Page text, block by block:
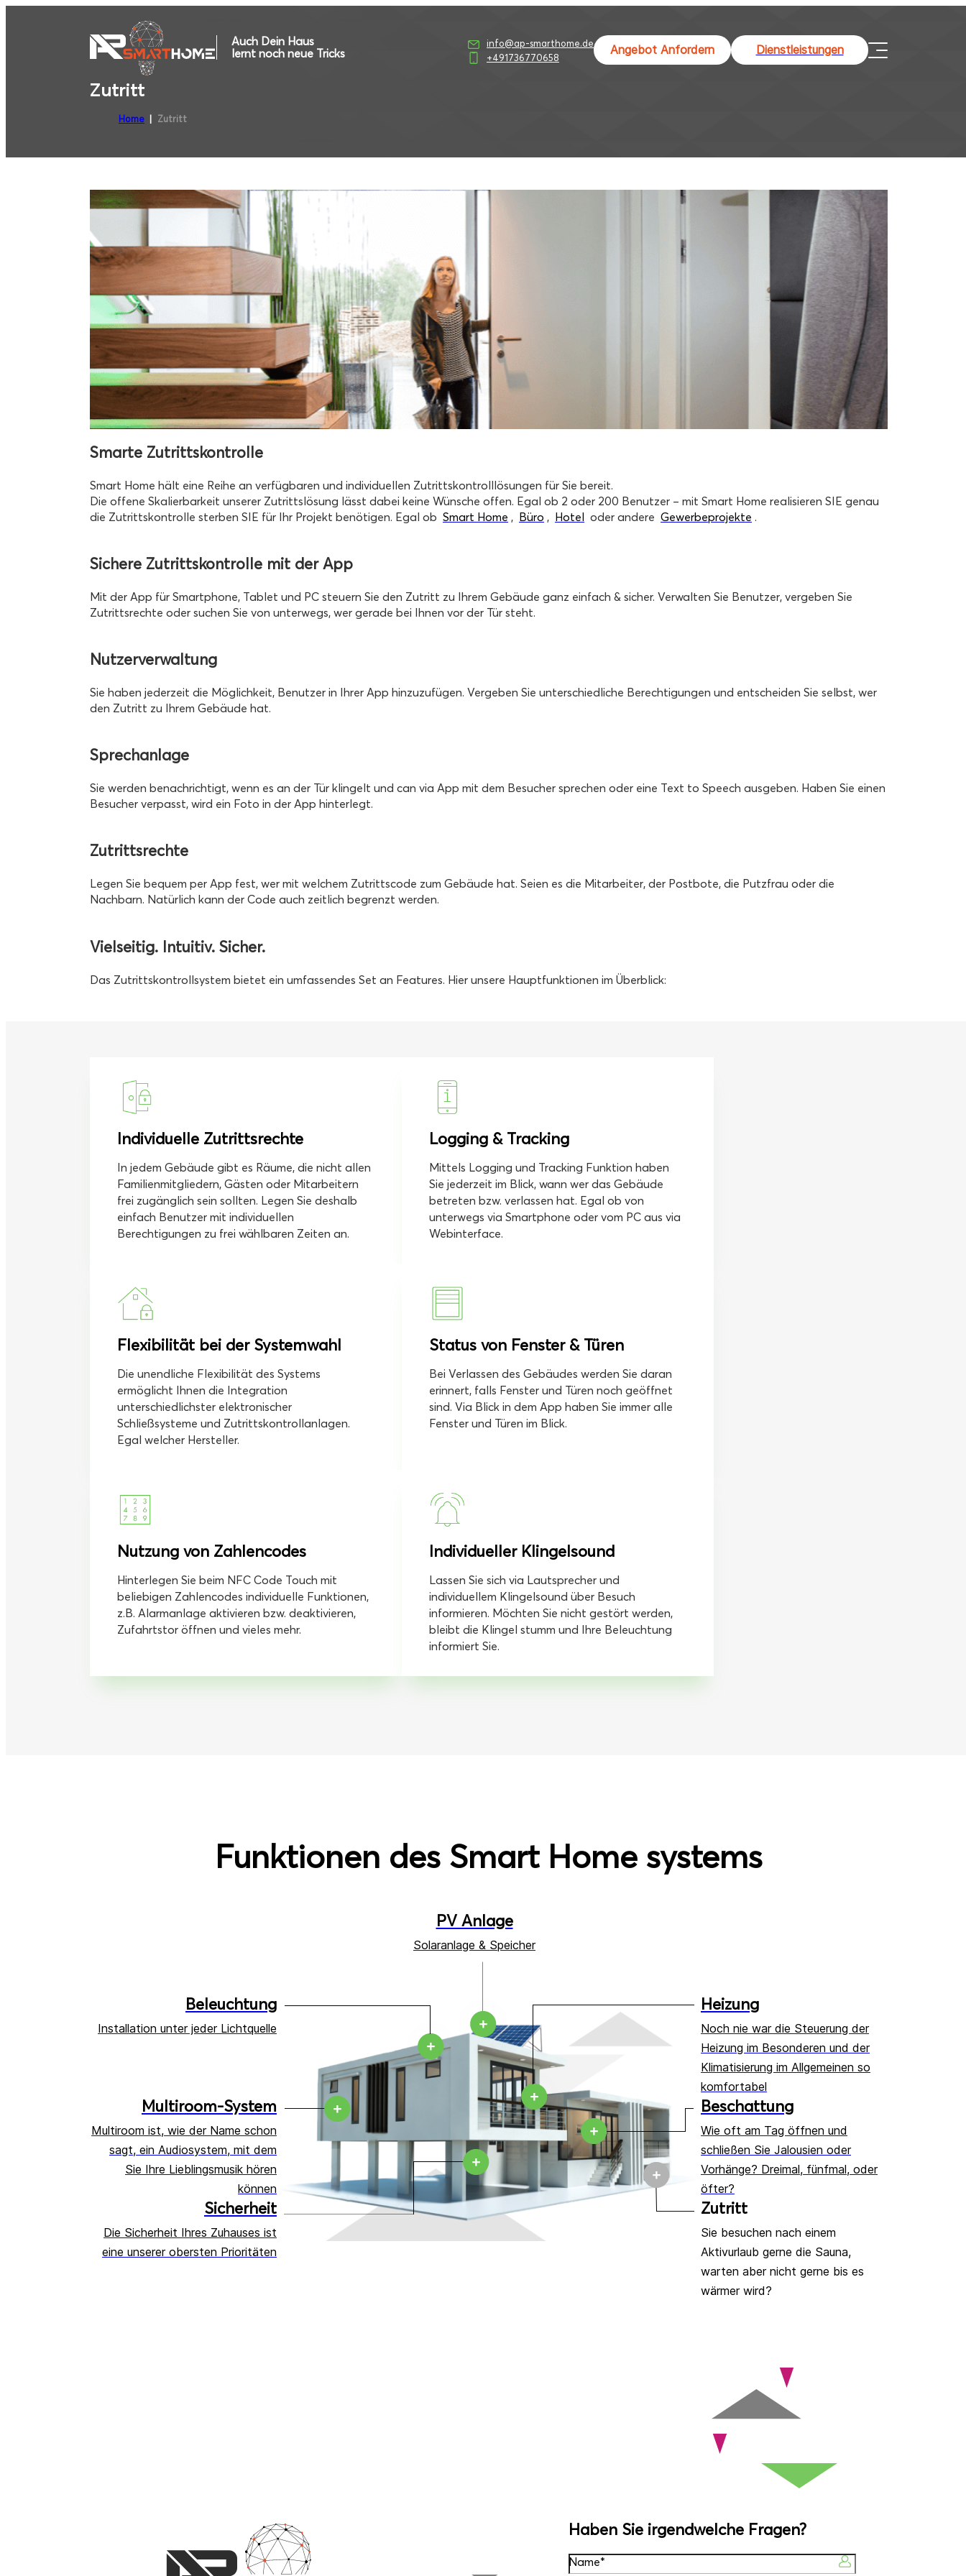
Auch Dein Haus
lernt noch neue Tricks
info@ap-smarthome.de
+491736770658
Angebot Anfordern Dienstleistungen
Zutritt
Home Zutritt
Smarte Zutrittskontrolle
Smart Home hält eine Reihe an verfügbaren und individuellen Zutrittskontrolllösungen für Sie bereit.
Die offene Skalierbarkeit unserer Zutrittslösung lässt dabei keine Wünsche offen. Egal ob 2 oder 200 Benutzer – mit Smart Home realisieren SIE genau
die Zutrittskontrolle sterben SIE für Ihr Projekt benötigen. Egal ob Smart Home , Büro , Hotel oder andere Gewerbeprojekte .
Sichere Zutrittskontrolle mit der App
Mit der App für Smartphone, Tablet und PC steuern Sie den Zutritt zu Ihrem Gebäude ganz einfach & sicher. Verwalten Sie Benutzer, vergeben Sie
Zutrittsrechte oder suchen Sie von unterwegs, wer gerade bei Ihnen vor der Tür steht.
Nutzerverwaltung
Sie haben jederzeit die Möglichkeit, Benutzer in Ihrer App hinzuzufügen. Vergeben Sie unterschiedliche Berechtigungen und entscheiden Sie selbst, wer
den Zutritt zu Ihrem Gebäude hat.
Sprechanlage
Sie werden benachrichtigt, wenn es an der Tür klingelt und can via App mit dem Besucher sprechen oder eine Text to Speech ausgeben. Haben Sie einen
Besucher verpasst, wird ein Foto in der App hinterlegt.
Zutrittsrechte
Legen Sie bequem per App fest, wer mit welchem ​​Zutrittscode zum Gebäude hat. Seien es die Mitarbeiter, der Postbote, die Putzfrau oder die
Nachbarn. Natürlich kann der Code auch zeitlich begrenzt werden.
Vielseitig. Intuitiv. Sicher.
Das Zutrittskontrollsystem bietet ein umfassendes Set an Features. Hier unsere Hauptfunktionen im Überblick:
Individuelle Zutrittsrechte
In jedem Gebäude gibt es Räume, die nicht allen
Familienmitgliedern, Gästen oder Mitarbeitern
frei zugänglich sein sollten. Legen Sie deshalb
einfach Benutzer mit individuellen
Berechtigungen zu frei wählbaren Zeiten an.
Logging & Tracking
Mittels Logging und Tracking Funktion haben
Sie jederzeit im Blick, wann wer das Gebäude
betreten bzw. verlassen hat. Egal ob von
unterwegs via Smartphone oder vom PC aus via
Webinterface.
Flexibilität bei der Systemwahl
Die unendliche Flexibilität des Systems
ermöglicht Ihnen die Integration
unterschiedlichster elektronischer
Schließsysteme und Zutrittskontrollanlagen.
Egal welcher Hersteller.
Status von Fenster & Türen
Bei Verlassen des Gebäudes werden Sie daran
erinnert, falls Fenster und Türen noch geöffnet
sind. Via Blick in dem App haben Sie immer alle
Fenster und Türen im Blick.
Nutzung von Zahlencodes
Hinterlegen Sie beim NFC Code Touch mit
beliebigen Zahlencodes individuelle Funktionen,
z.B. Alarmanlage aktivieren bzw. deaktivieren,
Zufahrtstor öffnen und vieles mehr.
Individueller Klingelsound
Lassen Sie sich via Lautsprecher und
individuellem Klingelsound über Besuch
informieren. Möchten Sie nicht gestört werden,
bleibt die Klingel stumm und Ihre Beleuchtung
informiert Sie.
Funktionen des Smart Home systems
Beleuchtung
Installation unter jeder Lichtquelle
Multiroom-System
Multiroom ist, wie der Name schon
sagt, ein Audiosystem, mit dem
Sie Ihre Lieblingsmusik hören
können
Sicherheit
Die Sicherheit Ihres Zuhauses ist
eine unserer obersten Prioritäten
PV Anlage
Solaranlage & Speicher
Heizung
Noch nie war die Steuerung der
Heizung im Besonderen und der
Klimatisierung im Allgemeinen so
komfortabel
Beschattung
Wie oft am Tag öffnen und
schließen Sie Jalousien oder
Vorhänge? Dreimal, fünfmal, oder
öfter?
Zutritt
Sie besuchen nach einem
Aktivurlaub gerne die Sauna,
warten aber nicht gerne bis es
wärmer wird?
Haben Sie irgendwelche Fragen?
Name*